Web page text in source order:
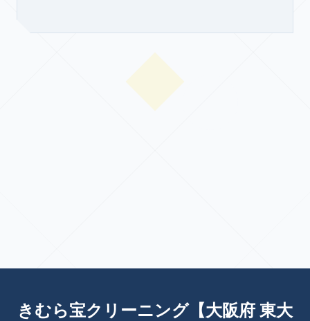
きむら宝クリーニング【大阪府 東大